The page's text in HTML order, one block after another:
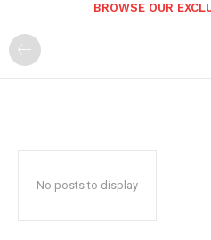
BROWSE OUR
No posts to display